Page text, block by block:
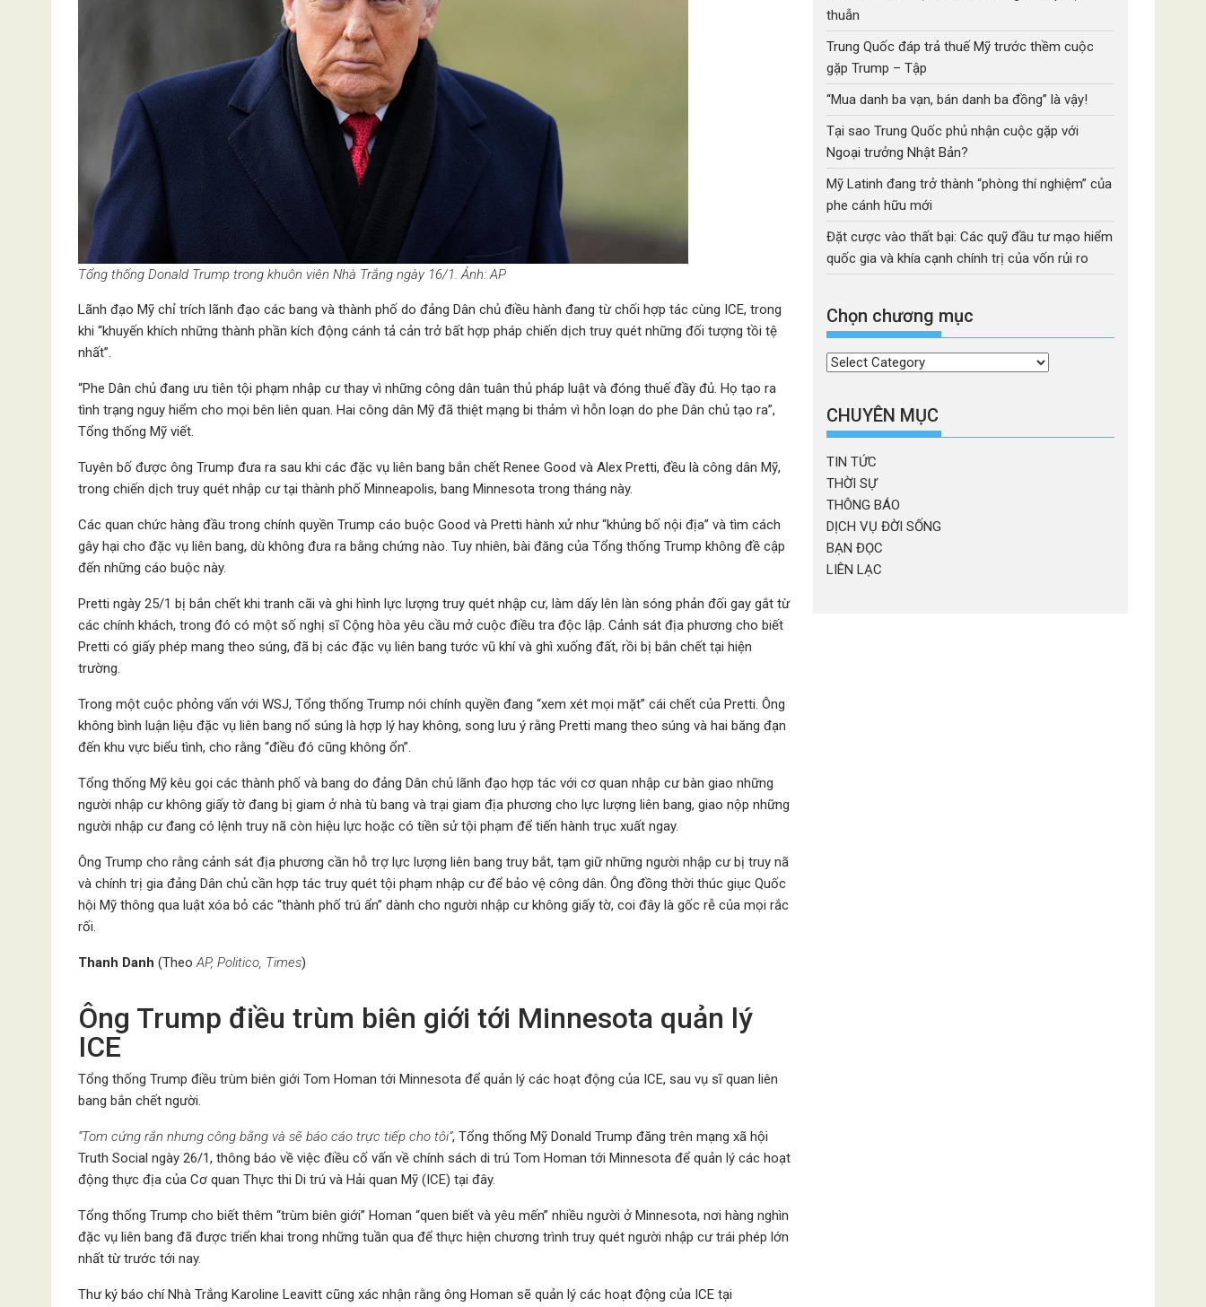
Tổng thống Donald Trump trong khuôn viên Nhà Trắng ngày 16/1. Ảnh: AP
Lãnh đạo Mỹ chỉ trích lãnh đạo các bang và thành phố do đảng Dân chủ điều hành đang từ chối hợp tác cùng ICE, trong
khi “khuyến khích những thành phần kích động cánh tả cản trở bất hợp pháp chiến dịch truy quét những đối tượng tồi tệ
nhất”.
“Phe Dân chủ đang ưu tiên tội phạm nhập cư thay vì những công dân tuân thủ pháp luật và đóng thuế đầy đủ. Họ tạo ra
tình trạng nguy hiểm cho mọi bên liên quan. Hai công dân Mỹ đã thiệt mạng bi thảm vì hỗn loạn do phe Dân chủ tạo ra”,
Tổng thống Mỹ viết.
Tuyên bố được ông Trump đưa ra sau khi các đặc vụ liên bang bắn chết Renee Good và Alex Pretti, đều là công dân Mỹ,
trong chiến dịch truy quét nhập cư tại thành phố Minneapolis, bang Minnesota trong tháng này.
Các quan chức hàng đầu trong chính quyền Trump cáo buộc Good và Pretti hành xử như “khủng bố nội địa” và tìm cách
gây hại cho đặc vụ liên bang, dù không đưa ra bằng chứng nào. Tuy nhiên, bài đăng của Tổng thống Trump không đề cập
đến những cáo buộc này.
Pretti ngày 25/1 bị bắn chết khi tranh cãi và ghi hình lực lượng truy quét nhập cư, làm dấy lên làn sóng phản đối gay gắt từ
các chính khách, trong đó có một số nghị sĩ Cộng hòa yêu cầu mở cuộc điều tra độc lập. Cảnh sát địa phương cho biết
Pretti có giấy phép mang theo súng, đã bị các đặc vụ liên bang tước vũ khí và ghì xuống đất, rồi bị bắn chết tại hiện
trường.
Trong một cuộc phỏng vấn với WSJ, Tổng thống Trump nói chính quyền đang “xem xét mọi mặt” cái chết của Pretti. Ông
không bình luận liệu đặc vụ liên bang nổ súng là hợp lý hay không, song lưu ý rằng Pretti mang theo súng và hai băng đạn
đến khu vực biểu tình, cho rằng “điều đó cũng không ổn”.
Tổng thống Mỹ kêu gọi các thành phố và bang do đảng Dân chủ lãnh đạo hợp tác với cơ quan nhập cư bàn giao những
người nhập cư không giấy tờ đang bị giam ở nhà tù bang và trại giam địa phương cho lực lượng liên bang, giao nộp những
người nhập cư đang có lệnh truy nã còn hiệu lực hoặc có tiền sử tội phạm để tiến hành trục xuất ngay.
Ông Trump cho rằng cảnh sát địa phương cần hỗ trợ lực lượng liên bang truy bắt, tạm giữ những người nhập cư bị truy nã
và chính trị gia đảng Dân chủ cần hợp tác truy quét tội phạm nhập cư để bảo vệ công dân. Ông đồng thời thúc giục Quốc
hội Mỹ thông qua luật xóa bỏ các “thành phố trú ẩn” dành cho người nhập cư không giấy tờ, coi đây là gốc rễ của mọi rắc
rối.
Thanh Danh (TheoAP, Politico, Times)
Ông Trump điều trùm biên giới tới Minnesota quản lý
ICE
Tổng thống Trump điều trùm biên giới Tom Homan tới Minnesota để quản lý các hoạt động của ICE, sau vụ sĩ quan liên
bang bắn chết người.
“Tom cứng rắn nhưng công bằng và sẽ báo cáo trực tiếp cho tôi”, Tổng thống Mỹ Donald Trump đăng trên mạng xã hội
Truth Social ngày 26/1, thông báo về việc điều cố vấn về chính sách di trú Tom Homan tới Minnesota để quản lý các hoạt
động thực địa của Cơ quan Thực thi Di trú và Hải quan Mỹ (ICE) tại đây.
Tổng thống Trump cho biết thêm “trùm biên giới” Homan “quen biết và yêu mến” nhiều người ở Minnesota, nơi hàng nghìn
đặc vụ liên bang đã được triển khai trong những tuần qua để thực hiện chương trình truy quét người nhập cư trái phép lớn
nhất từ trước tới nay.
Thư ký báo chí Nhà Trắng Karoline Leavitt cũng xác nhận rằng ông Homan sẽ quản lý các hoạt động của ICE tại
thuẫn
Trung Quốc đáp trả thuế Mỹ trước thềm cuộc
gặp Trump – Tập
“Mua danh ba vạn, bán danh ba đồng” là vậy!
Tại sao Trung Quốc phủ nhận cuộc gặp với
Ngoại trưởng Nhật Bản?
Mỹ Latinh đang trở thành “phòng thí nghiệm” của
phe cánh hữu mới
Đặt cược vào thất bại: Các quỹ đầu tư mạo hiểm
quốc gia và khía cạnh chính trị của vốn rủi ro
Chọn chương mục
Chọn
mục
CHUYÊN MỤC
TIN TỨC
THỜI SỰ
THÔNG BÁO
DỊCH VỤ ĐỜI SỐNG
BẠN ĐỌC
LIÊN LẠC